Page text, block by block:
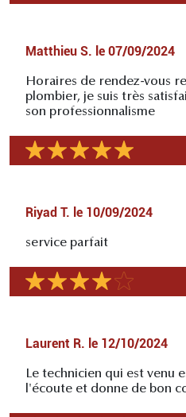
Matthieu S. le 07/09/2024
Horaires de rendez-vous
plombier, je suis très
son professionnalisme
Riyad T. le 10/09/2024
service parfait
Laurent R. le 12/10/2024
Le technicien qui est venu
l'écoute et donne de bon